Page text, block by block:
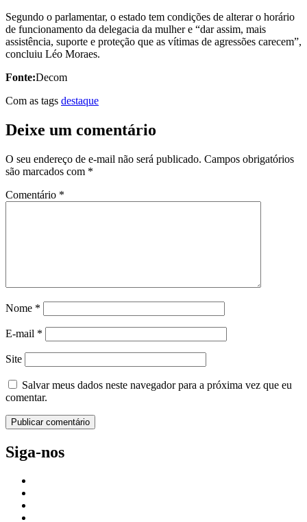
Segundo o parlamentar, o estado tem condições de alterar o horário
de funcionamento da delegacia da mulher e “dar assim, mais
assistência, suporte e proteção que as vítimas de agressões carecem”,
concluiu Léo Moraes.
Fonte:Decom
Com as tags destaque
Deixe um comentário
O seu endereço de e-mail não será publicado. Campos obrigatórios
são marcados com *
Comentário *
Nome *
E-mail *
Site
Salvar meus dados neste navegador para a próxima vez que eu
comentar.
Siga-nos